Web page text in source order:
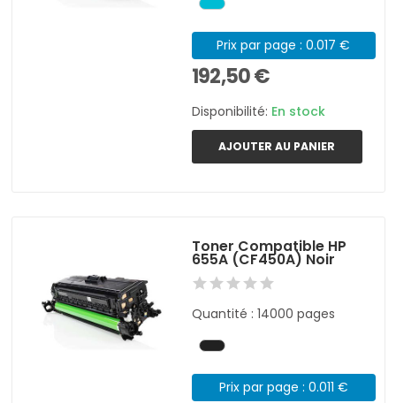
Prix par page : 0.017 €
192,50 €
Disponibilité: En stock
AJOUTER AU PANIER
Toner Compatible HP
655A (CF450A) Noir
Quantité : 14000 pages
Prix par page : 0.011 €